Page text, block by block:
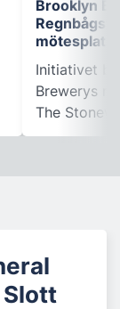
Brooklyn
Initiativet
Brewerys
The